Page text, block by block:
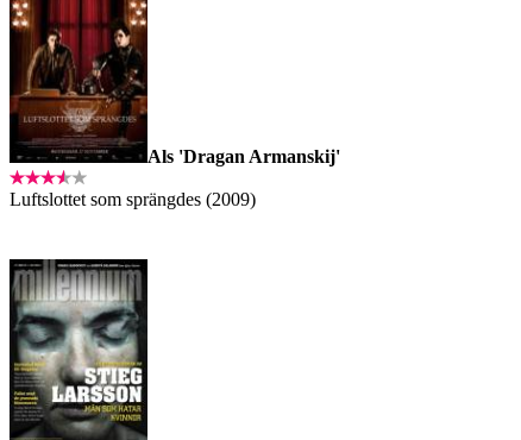
Als 'Dragan Armanskij'
Luftslottet som sprängdes (2009)